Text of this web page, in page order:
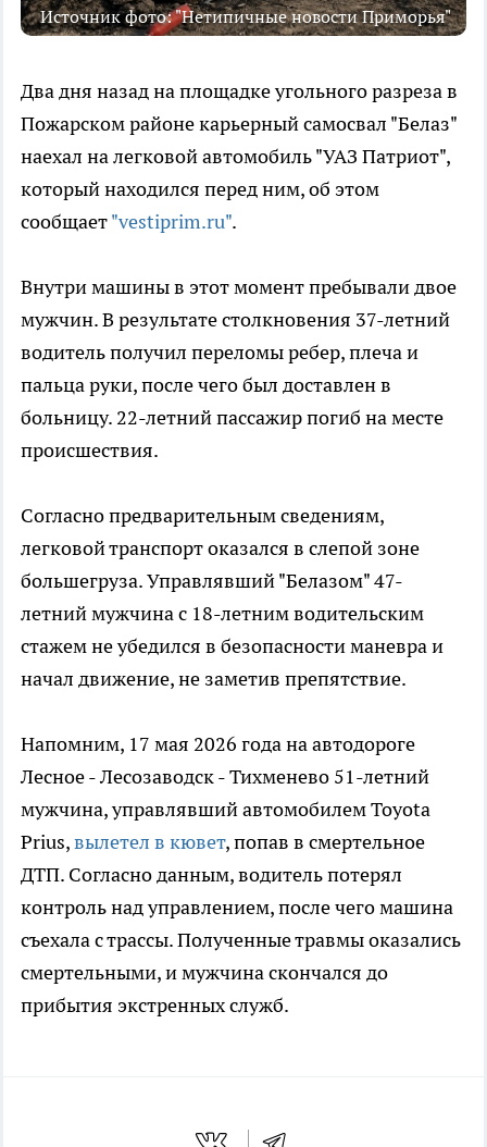
Источник фото: "Нетипичные новости Приморья"
Два дня назад на площадке угольного разреза в
Пожарском районе карьерный самосвал "Белаз"
наехал на легковой автомобиль "УАЗ Патриот",
который находился перед ним, об этом
сообщает"vestiprim.ru".
Внутри машины в этот момент пребывали двое
мужчин. В результате столкновения 37-летний
водитель получил переломы ребер, плеча и
пальца руки, после чего был доставлен в
больницу. 22-летний пассажир погиб на месте
происшествия.
Согласно предварительным сведениям,
легковой транспорт оказался в слепой зоне
большегруза. Управлявший "Белазом" 47-
летний мужчина с 18-летним водительским
стажем не убедился в безопасности маневра и
начал движение, не заметив препятствие.
Напомним, 17 мая 2026 года на автодороге
Лесное - Лесозаводск - Тихменево 51-летний
мужчина, управлявший автомобилем Toyota
Prius,вылетел в кювет, попав в смертельное
ДТП. Согласно данным, водитель потерял
контроль над управлением, после чего машина
съехала с трассы. Полученные травмы оказались
смертельными, и мужчина скончался до
прибытия экстренных служб.